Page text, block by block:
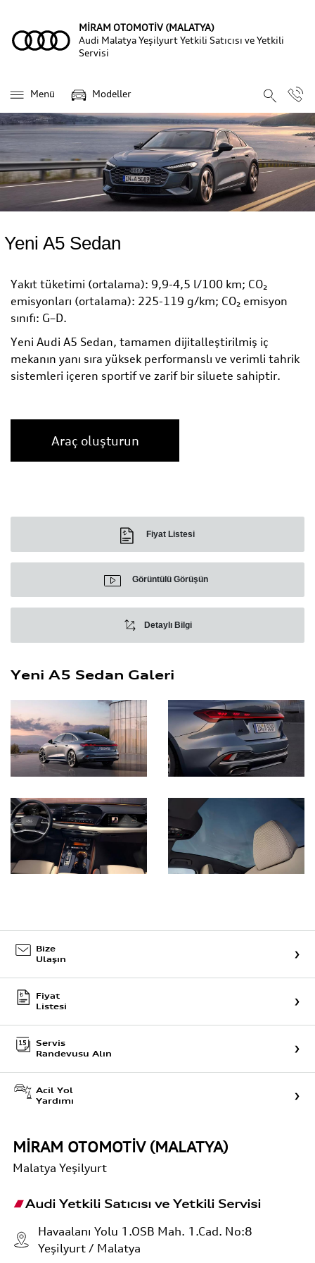
MİRAM OTOMOTİV (MALATYA)
Audi Malatya Yeşilyurt Yetkili Satıcısı ve Yetkili
Servisi
Menü Modeller
Yeni A5 Sedan
Yakıt tüketimi (ortalama): 9,9-4,5 l/100 km; CO₂
emisyonları (ortalama): 225-119 g/km; CO₂ emisyon
sınıfı: G–D.
Yeni Audi A5 Sedan, tamamen dijitalleştirilmiş iç
mekanın yanı sıra yüksek performanslı ve verimli tahrik
sistemleri içeren sportif ve zarif bir siluete sahiptir.
Araç oluşturun
Fiyat Listesi
Görüntülü Görüşün
Detaylı Bilgi
Yeni A5 Sedan Galeri
Bize
Ulaşın
Fiyat
Listesi
Servis
Randevusu Alın
Acil Yol
Yardımı
MİRAM OTOMOTİV (MALATYA)
Malatya Yeşilyurt
Audi Yetkili Satıcısı ve Yetkili Servisi
Havaalanı Yolu 1.OSB Mah. 1.Cad. No:8
Yeşilyurt / Malatya